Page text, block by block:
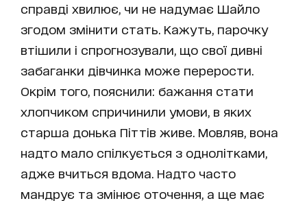
справді хвилює, чи не надумає Шайло
згодом змінити стать. Кажуть, парочку
втішили і спрогнозували, що свої дивні
забаганки дівчинка може перерости.
Окрім того, пояснили: бажання стати
хлопчиком спричинили умови, в яких
старша донька Піттів живе. Мовляв, вона
надто мало спілкується з однолітками,
адже вчиться вдома. Надто часто
мандрує та змінює оточення, а ще має